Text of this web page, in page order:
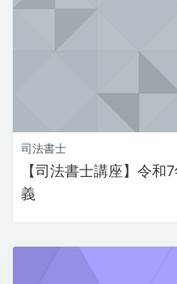
司法書士
【司法書士講座】令
義